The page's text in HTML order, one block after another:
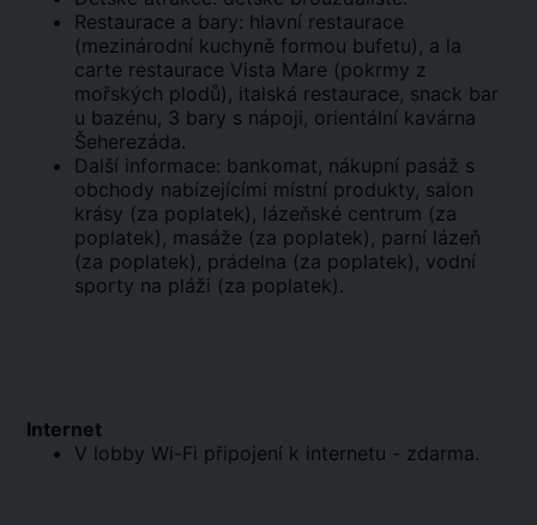
Restaurace a bary: hlavní restaurace
(mezinárodní kuchyně formou bufetu), a la
carte restaurace Vista Mare (pokrmy z
mořských plodů), italská restaurace, snack bar
u bazénu, 3 bary s nápoji, orientální kavárna
Šeherezáda.
Další informace: bankomat, nákupní pasáž s
obchody nabízejícími místní produkty, salon
krásy (za poplatek), lázeňské centrum (za
poplatek), masáže (za poplatek), parní lázeň
(za poplatek), prádelna (za poplatek), vodní
sporty na pláži (za poplatek).
Internet
V lobby Wi-Fi připojení k internetu - zdarma.